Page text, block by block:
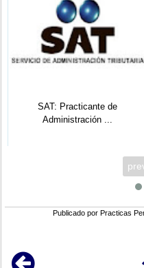
SAT: Practicante de
Administración ...
Publicado porPracticas